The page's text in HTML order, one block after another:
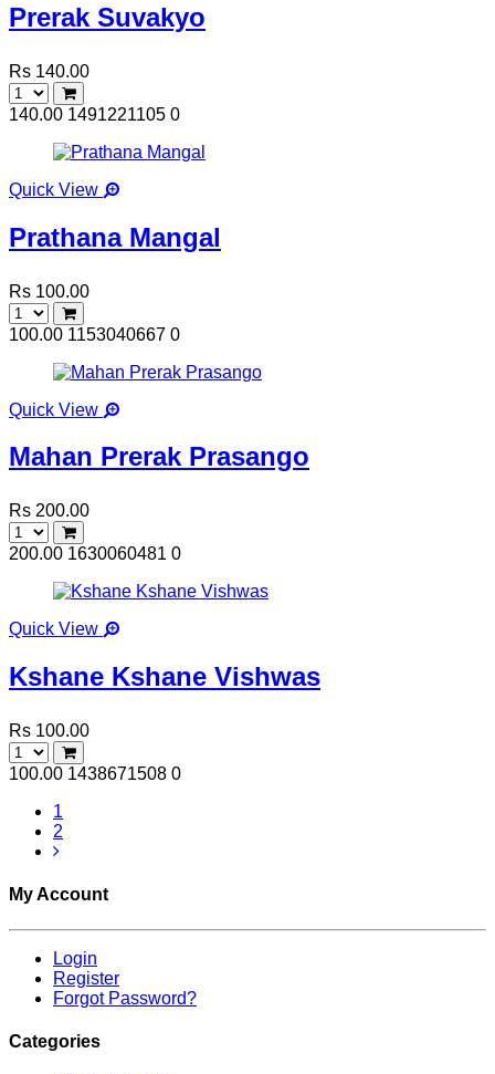
Prerak Suvakyo
Rs 140.00
140.00 1491221105 0
Quick View
Prathana Mangal
Rs 100.00
100.00 1153040667 0
Quick View
Mahan Prerak Prasango
Rs 200.00
200.00 1630060481 0
Quick View
Kshane Kshane Vishwas
Rs 100.00
100.00 1438671508 0
1
2
My Account
Login
Register
Forgot Password?
Categories